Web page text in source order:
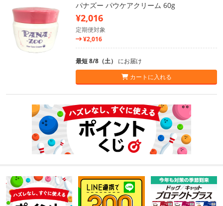
パナズー パウケアクリーム 60g
¥2,016
定期便対象
¥2,016
最短 8/8（土） にお届け
カートに入れる